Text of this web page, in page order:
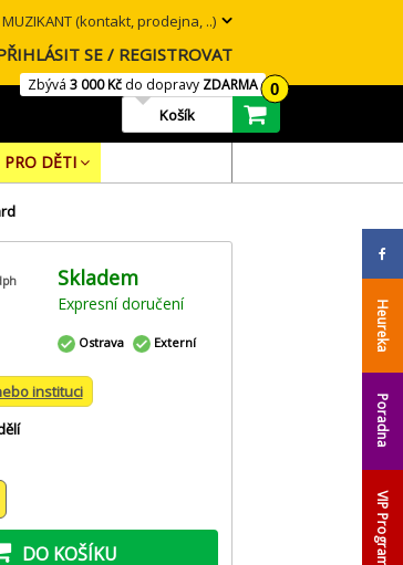
MUZIKANT (kontakt, prodejna, ..)
SE / REGISTROVAT
Zbývá 3 000 Kčdo dopravy ZDARMA 0
Košík
PRO DĚTI
Heureka
Poradna
VIP Program
Skladem
Expresní doručení
Ostrava Externí
instituci
DO KOŠÍKU